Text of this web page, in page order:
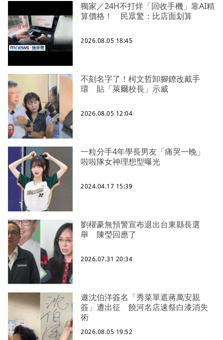
獨家／24H不打烊「回收手機」靠AI精
算價格！ 民眾驚：比店面划算
2026.08.05 18:45
不刻名字了！柯文哲卸腳鐐改戴手
環 貼「萊爾校長」示威
2026.08.05 12:04
一粒分手4年學長男友「痛哭一晚」
啦啦隊女神理想型曝光
2024.04.17 15:39
劉櫂豪無預警宣布退出台東縣長選
舉 陳瑩回應了
2026.07.31 20:34
邀沈伯洋簽名「秀菜單遮蔣萬安親
簽」遭出征 饒河名店速祭白漆消失
術
2026.08.05 19:52